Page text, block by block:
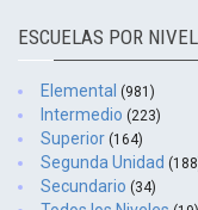
ESCUELAS POR
Elemental (981)
Intermedio (223)
Superior (164)
Segunda Unidad
Secundario (34)